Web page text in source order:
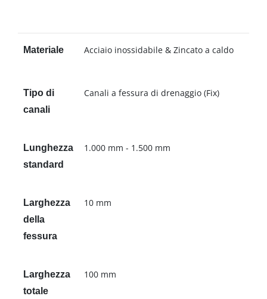
Materiale Acciaio inossidabile & Zincato a caldo
Tipo di
canali
Canali a fessura di drenaggio (Fix)
Lunghezza
standard
1.000 mm - 1.500 mm
Larghezza
della
fessura
10 mm
Larghezza
totale
100 mm